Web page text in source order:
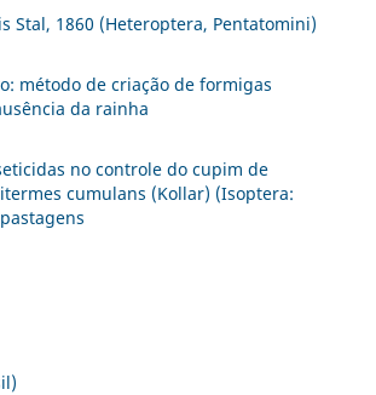
Stal, 1860 (Heteroptera, Pentatomini)
método de criação de formigas
da rainha
no controle do cupim de
cumulans (Kollar) (Isoptera: